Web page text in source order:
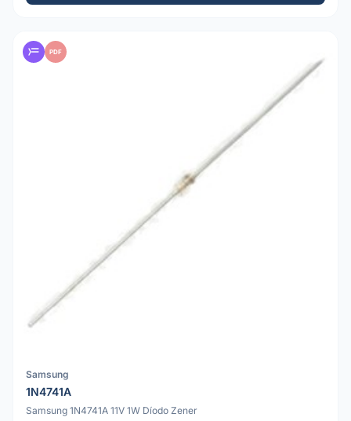
PDF
Samsung
1N4741A
Samsung 1N4741A 11V 1W Díodo Zener